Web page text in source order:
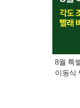
8월 특
이동식